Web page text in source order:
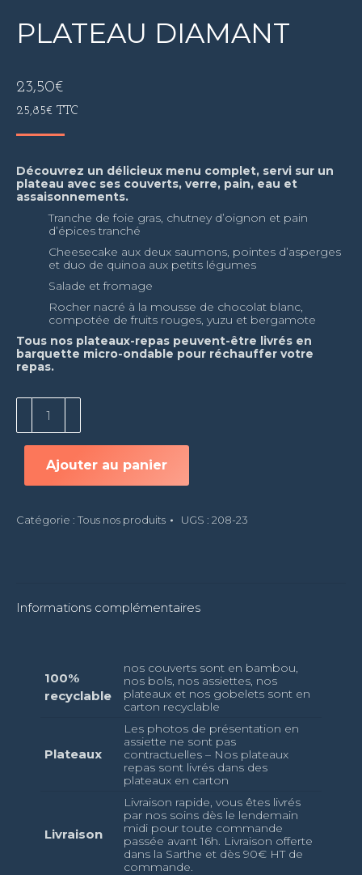
PLATEAU DIAMANT
23,50€
25,85€ TTC
Découvrez un délicieux menu complet, servi sur un
plateau avec ses couverts, verre, pain, eau et
assaisonnements.
Tranche de foie gras, chutney d’oignon et pain
d’épices tranché
Cheesecake aux deux saumons, pointes d’asperges
et duo de quinoa aux petits légumes
Salade et fromage
Rocher nacré à la mousse de chocolat blanc,
compotée de fruits rouges, yuzu et bergamote
Tous nos plateaux-repas peuvent-être livrés en
barquette micro-ondable pour réchauffer votre
repas.
DiamantAjouter au panier
Catégorie : Tous nos produits UGS : 208-23
Informations complémentaires
100%
recyclable
nos couverts sont en bambou,
nos bols, nos assiettes, nos
plateaux et nos gobelets sont en
carton recyclable
Plateaux
Les photos de présentation en
assiette ne sont pas
contractuelles – Nos plateaux
repas sont livrés dans des
plateaux en carton
Livraison
Livraison rapide, vous êtes livrés
par nos soins dès le lendemain
midi pour toute commande
passée avant 16h. Livraison offerte
dans la Sarthe et dès 90€ HT de
commande.